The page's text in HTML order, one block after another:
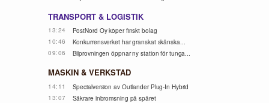
TRANSPORT & LOGISTIK
13:24
PostNord Oy köper finskt bolag
10:46
Konkurrensverket har granskat skånska...
09:06
Bilprovningen öppnar ny station för tunga...
MASKIN & VERKSTAD
14:11
Specialversion av Outlander Plug-In Hybrid
13:07
Säkrare inbromsning på spåret